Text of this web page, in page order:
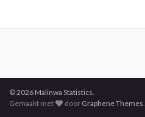
© 2026 Malinwa Statistics.
Gemaakt met
door Graphene Themes.